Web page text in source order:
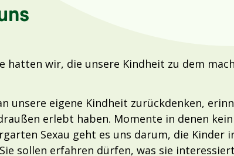
hatten wir, die unsere Kindheit zu dem
unsere eigene Kindheit zurückdenken,
erlebt haben. Momente in denen
Sexau geht es uns darum, die
sollen erfahren dürfen, was sie